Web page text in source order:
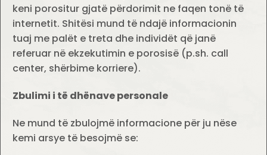
keni porositur gjatë përdorimit ne faqen tonë të
internetit. Shitësi mund të ndajë informacionin
tuaj me palët e treta dhe individët që janë
referuar në ekzekutimin e porosisë (p.sh. call
center, shërbime korriere).
Zbulimi i të dhënave personale
Ne mund të zbulojmë informacione për ju nëse
kemi arsye të besojmë se: